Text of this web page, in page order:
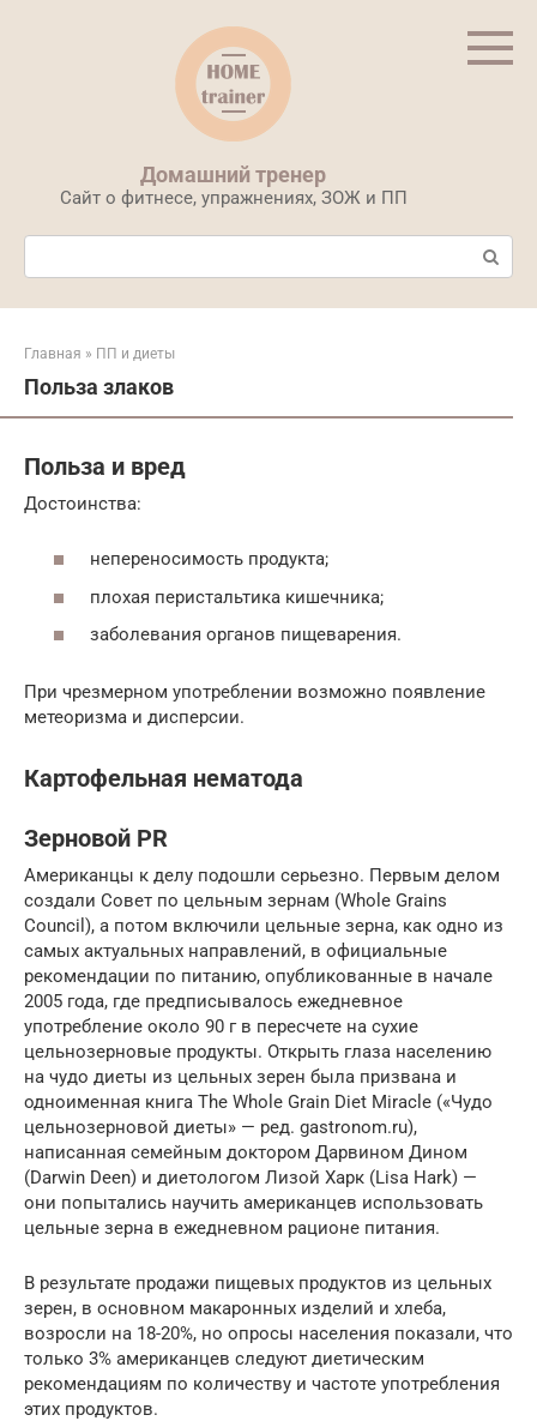
Домашний тренер
Сайт о фитнесе, упражнениях, ЗОЖ и ПП
Поиск:
Главная » ПП и диеты
Польза злаков
Польза и вред
Достоинства:
непереносимость продукта;
плохая перистальтика кишечника;
заболевания органов пищеварения.
При чрезмерном употреблении возможно появление
метеоризма и дисперсии.
Картофельная нематода
Зерновой PR
Американцы к делу подошли серьезно. Первым делом
создали Совет по цельным зернам (Whole Grains
Council), а потом включили цельные зерна, как одно из
самых актуальных направлений, в официальные
рекомендации по питанию, опубликованные в начале
2005 года, где предписывалось ежедневное
употребление около 90 г в пересчете на сухие
цельнозерновые продукты. Открыть глаза населению
на чудо диеты из цельных зерен была призвана и
одноименная книга The Whole Grain Diet Miracle («Чудо
цельнозерновой диеты» — ред. gastronom.ru),
написанная семейным доктором Дарвином Дином
(Darwin Deen) и диетологом Лизой Харк (Lisa Hark) —
они попытались научить американцев использовать
цельные зерна в ежедневном рационе питания.
В результате продажи пищевых продуктов из цельных
зерен, в основном макаронных изделий и хлеба,
возросли на 18-20%, но опросы населения показали, что
только 3% американцев следуют диетическим
рекомендациям по количеству и частоте употребления
этих продуктов.